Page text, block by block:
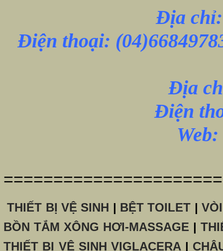
Địa
Điện thoại:
Địa
Điện
THIẾT BỊ VỆ SINH | BỆT TOILET |
BỒN TẮM XÔNG HƠI-MASSAGE |
THIẾT BỊ VỆ SINH VIGLACERA|